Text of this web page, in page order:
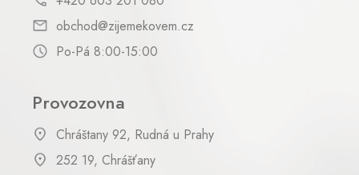
obchod@zijemekovem.cz
Po-Pá 8:00-15:00
Provozovna
Chráštany 92, Rudná u Prahy
252 19, Chrášťany